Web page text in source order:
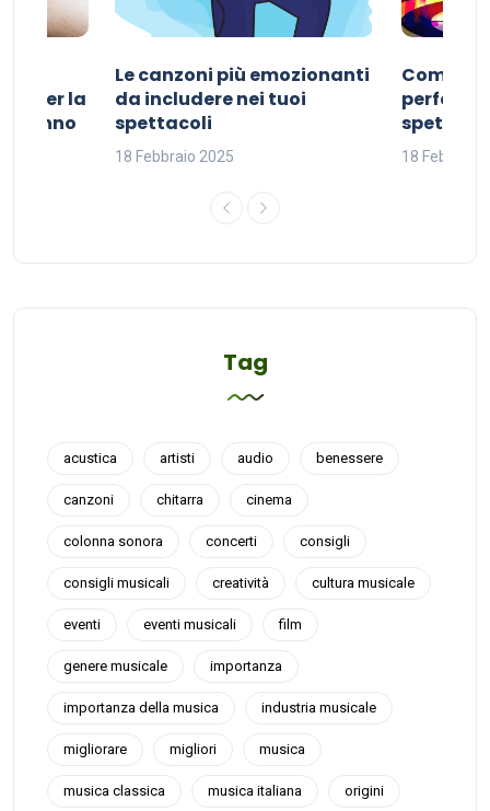
per la
sonno
Le canzoni più emozionanti
da includere nei tuoi
spettacoli
18 Febbraio 2025
Come
perfetta
18 Febbraio
Tag
acustica artisti audio benessere
canzoni chitarra cinema
colonna sonora concerti consigli
consigli musicali creatività cultura musicale
eventi eventi musicali film
genere musicale importanza
importanza della musica industria musicale
migliorare migliori musica
musica classica musica italiana origini